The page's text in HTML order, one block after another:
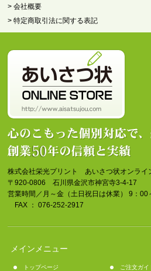
> 会社概要
> 特定商取引法に関する表記
株式会社栄光プリント あいさつ状オンライ
〒920-0806 石川県金沢市神宮寺3-4-17
営業時間／月～金（土日祝日は休業） 9：
FAX ： 076-252-2917
メインメニュー
トップページ
ご注文ガイ